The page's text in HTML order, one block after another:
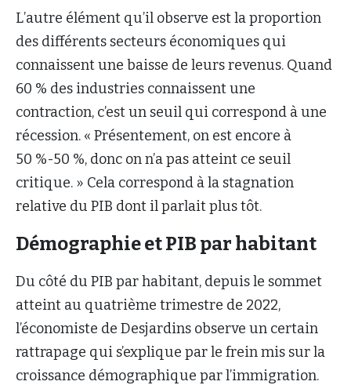
L’autre élément qu’il observe est la proportion
des différents secteurs économiques qui
connaissent une baisse de leurs revenus. Quand
60 % des industries connaissent une
contraction, c’est un seuil qui correspond à une
récession. « Présentement, on est encore à
50 %-50 %, donc on n’a pas atteint ce seuil
critique. » Cela correspond à la stagnation
relative du PIB dont il parlait plus tôt.
Démographie et PIB par habitant
Du côté du PIB par habitant, depuis le sommet
atteint au quatrième trimestre de 2022,
l’économiste de Desjardins observe un certain
rattrapage qui s’explique par le frein mis sur la
croissance démographique par l’immigration.